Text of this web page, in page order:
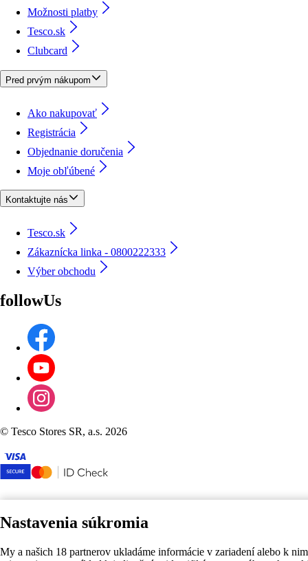
Nastavenia súkromia
My a našich 18 partnerov ukladáme informácie v zariadení alebo k nim
Možnosti platby
Tesco.sk
Clubcard
Pred prvým nákupom
Ako nakupovať
Registrácia
Objednanie doručenia
Moje obľúbené
Kontaktujte nás
Tesco.sk
Zákaznícka linka - 0800222333
Výber obchodu
followUs
© Tesco Stores SR, a.s. 2026